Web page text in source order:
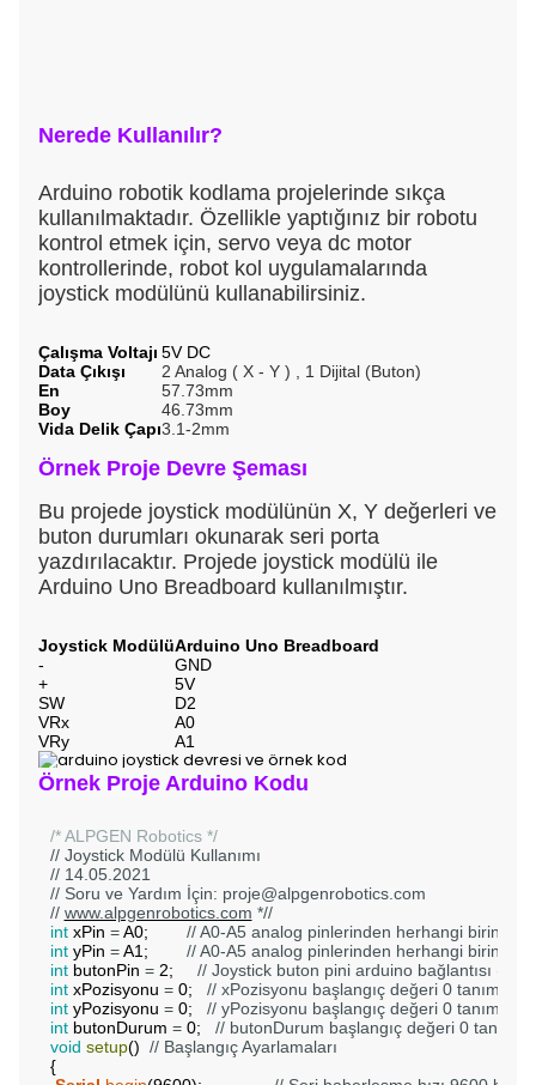
Nerede Kullanılır?
Arduino robotik kodlama projelerinde sıkça
kullanılmaktadır. Özellikle yaptığınız bir robotu
kontrol etmek için, servo veya dc motor
kontrollerinde, robot kol uygulamalarında
joystick modülünü kullanabilirsiniz.
Çalışma Voltajı 5V DC
Data Çıkışı
2 Analog ( X - Y ) , 1 Dijital (Buton)
En
57.73mm
Boy
46.73mm
Vida Delik Çapı3.1-2mm
Örnek Proje Devre Şeması
Bu projede joystick modülünün X, Y değerleri ve
buton durumları okunarak seri porta
yazdırılacaktır. Projede joystick modülü ile
Arduino Uno Breadboard kullanılmıştır.
Joystick ModülüArduino Uno Breadboard
-
GND
+
5V
SW
D2
VRx
A0
VRy
A1
Örnek Proje Arduino Kodu
/* ALPGEN Robotics */
// Joystick Modülü Kullanımı
// 14.05.2021
// Soru ve Yardım İçin: proje@alpgenrobotics.com
// www.alpgenrobotics.com *//
int xPin = A0;
// A0-A5 analog pinlerinden herhangi birine
int yPin = A1 ;
// A0-A5 analog pinlerinden herhangi birine
int butonPin = 2;
// Joystick buton pini arduino bağlantısı
int xPozisyonu = 0;
// xPozisyonu başlangıç değeri 0 tanımlandı
int yPozisyonu = 0;
// yPozisyonu başlangıç değeri 0 tanımlandı
int butonDurum = 0;
// butonDurum başlangıç değeri 0
void setup() // Başlangıç Ayarlamaları
{